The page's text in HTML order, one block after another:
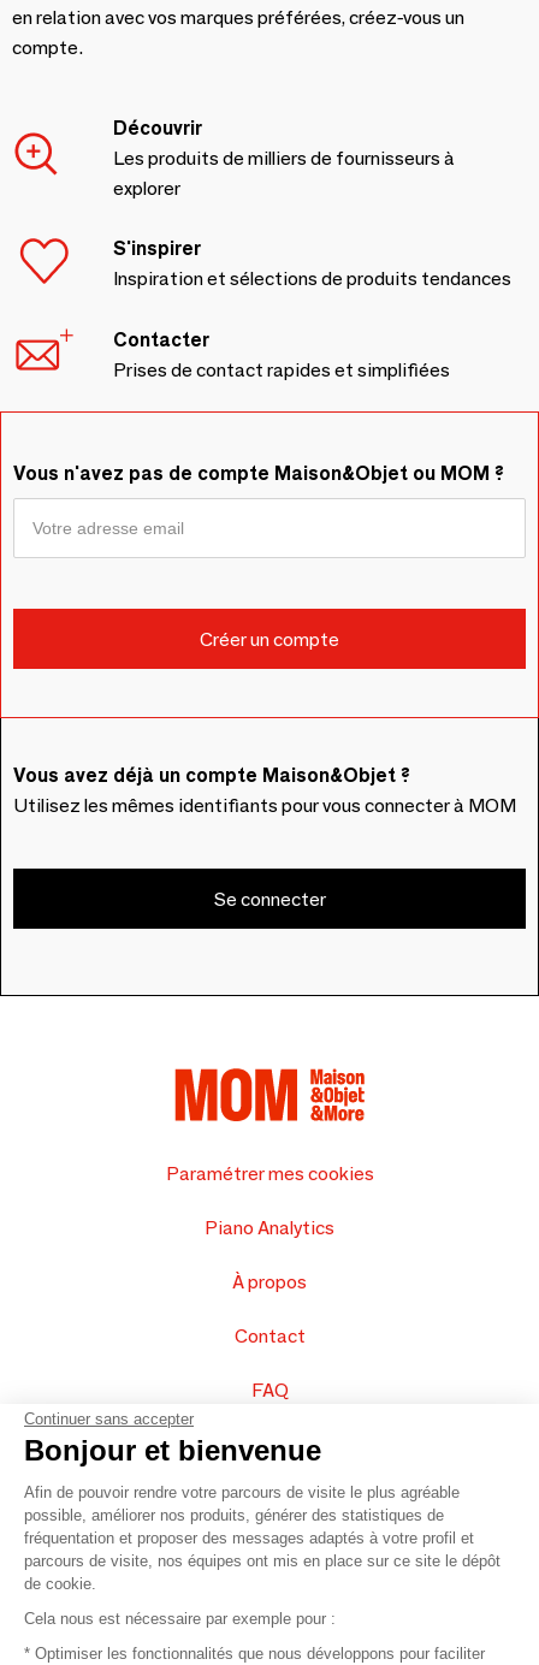
en relation avec vos marques préférées, créez-vous un
compte.
Découvrir
Les produits de milliers de fournisseurs à
explorer
S'inspirer
Inspiration et sélections de produits tendances
Contacter
Prises de contact rapides et simplifiées
Vous n'avez pas de compte Maison&Objet ou MOM ?
Vous avez déjà un compte Maison&Objet ?
Utilisez les mêmes identifiants pour vous connecter à MOM
Se connecter
Paramétrer mes cookies
Piano Analytics
À propos
Contact
FAQ
Vendez vos produits
Plan du site
© 2016 –Organisation SAFI
Continuer sans accepter
Bonjour et bienvenue
Afin de pouvoir rendre votre parcours de visite le plus agréable
possible, améliorer nos produits, générer des statistiques de
fréquentation et proposer des messages adaptés à votre profil et
parcours de visite, nos équipes ont mis en place sur ce site le dépôt
de cookie.
Cela nous est nécessaire par exemple pour :
* Optimiser les fonctionnalités que nous développons pour faciliter